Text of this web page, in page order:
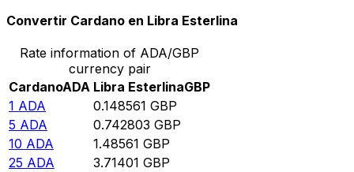
Convertir Cardano en Libra Esterlina
Rate information of ADA/GBP
currency pair
CardanoADA Libra EsterlinaGBP
1 ADA 0.148561 GBP
5 ADA 0.742803 GBP
10 ADA 1.48561 GBP
25 ADA 3.71401 GBP